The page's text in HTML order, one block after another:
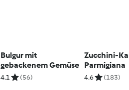
Bulgur mit
gebackenem Gemüse
4.1 (56)
Zucchini-
Parmigiana
4.6 (183)